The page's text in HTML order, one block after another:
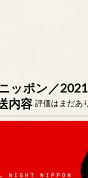
ッポン／
内容 評価はまだあ